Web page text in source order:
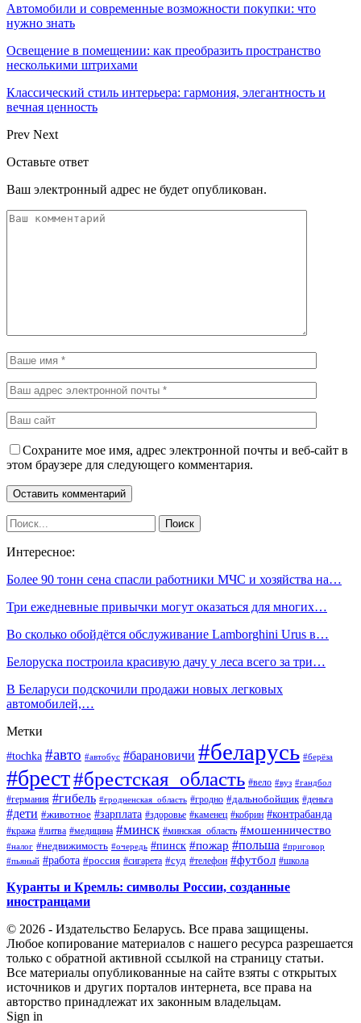
Автомобили и современные возможности покупки: что
нужно знать
Освещение в помещении: как преобразить пространство
несколькими штрихами
Классический стиль интерьера: гармония, элегантность и
вечная ценность
Prev Next
Оставьте ответ
Ваш электронный адрес не будет опубликован.
Сохраните мое имя, адрес электронной почты и веб-сайт в
этом браузере для следующего комментария.
Интересное:
Более 90 тонн сена спасли работники МЧС и хозяйства на…
Три ежедневные привычки могут оказаться для многих…
Во сколько обойдётся обслуживание Lamborghini Urus в…
Белоруска построила красивую дачу у леса всего за три…
В Беларуси подскочили продажи новых легковых
автомобилей,…
Метки
#tochka #авто #автобус #барановичи #беларусь #берёза
#брест#брестская_область #вело #вуз #гандбол
#германия #гибель #гродненская_область #гродно #дальнобойщик #деньга
#дети #животное #зарплата #здоровье #каменец #кобрин #контрабанда
#кража #литва #медицина #минск #минская_область #мошенничество
#налог #недвижимость #очередь #пинск #пожар #польша #приговор
#пьяный #работа #россия #сигарета #суд #телефон #футбол #школа
Куранты и Кремль: символы России, созданные
иностранцами
© 2026 - Издательство Беларусь. Все права защищены.
Любое копирование материалов с нашего ресурса разрешается
только с обратной активной ссылкой на страницу статьи.
Все материалы опубликованные на сайте взяты с открытых
источников и других порталов интернета, все права на
авторство принадлежат их законным владельцам.
Sign in